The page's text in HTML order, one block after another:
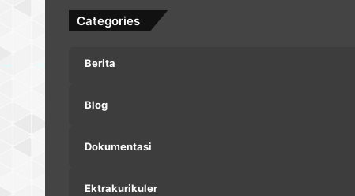
Categories
Berita
Blog
Dokumentasi
Ektrakurikuler